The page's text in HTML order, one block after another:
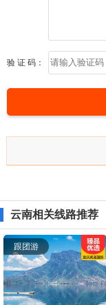
验 证 码：
云南相关线路推荐
跟团游